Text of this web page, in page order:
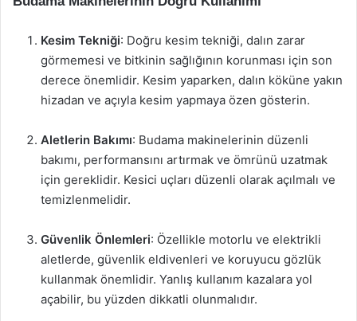
Kesim Tekniği: Doğru kesim tekniği, dalın zarar
görmemesi ve bitkinin sağlığının korunması için son
derece önemlidir. Kesim yaparken, dalın köküne yakın
hizadan ve açıyla kesim yapmaya özen gösterin.
Aletlerin Bakımı: Budama makinelerinin düzenli
bakımı, performansını artırmak ve ömrünü uzatmak
için gereklidir. Kesici uçları düzenli olarak açılmalı ve
temizlenmelidir.
Güvenlik Önlemleri: Özellikle motorlu ve elektrikli
aletlerde, güvenlik eldivenleri ve koruyucu gözlük
kullanmak önemlidir. Yanlış kullanım kazalara yol
açabilir, bu yüzden dikkatli olunmalıdır.